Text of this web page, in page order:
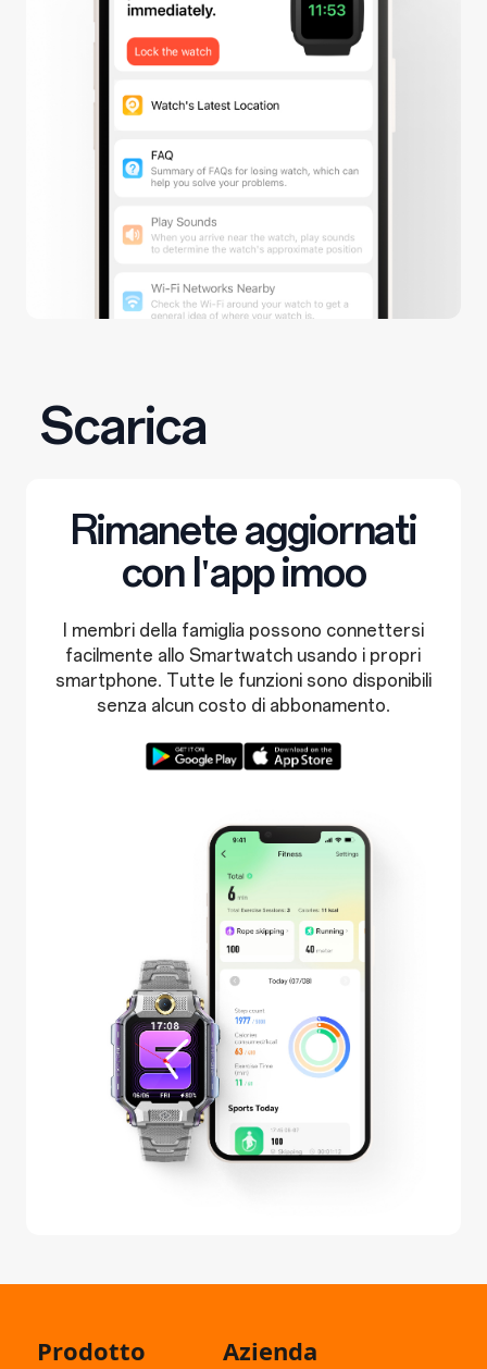
Scarica
Rimanete aggiornati
con l'app imoo
I membri della famiglia possono connettersi
facilmente allo Smartwatch usando i propri
smartphone. Tutte le funzioni sono disponibili
senza alcun costo di abbonamento.
Prodotto Azienda